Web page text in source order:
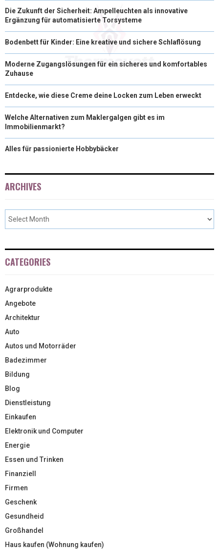
Die Zukunft der Sicherheit: Ampelleuchten als innovative
Ergänzung für automatisierte Torsysteme
Bodenbett für Kinder: Eine kreative und sichere Schlaflösung
Moderne Zugangslösungen für ein sicheres und komfortables
Zuhause
Entdecke, wie diese Creme deine Locken zum Leben erweckt
Welche Alternativen zum Maklergalgen gibt es im
Immobilienmarkt?
Alles für passionierte Hobbybäcker
ARCHIVES
CATEGORIES
Agrarprodukte
Angebote
Architektur
Auto
Autos und Motorräder
Badezimmer
Bildung
Blog
Dienstleistung
Einkaufen
Elektronik und Computer
Energie
Essen und Trinken
Finanziell
Firmen
Geschenk
Gesundheid
Großhandel
Haus kaufen (Wohnung kaufen)